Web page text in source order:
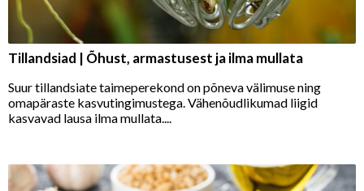
Tillandsiad | Õhust, armastusest ja ilma mullata
Suur tillandsiate taimeperekond on põneva välimuse ning
omapäraste kasvutingimustega. Vähenõudlikumad liigid
kasvavad lausa ilma mullata....